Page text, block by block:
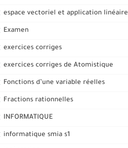
espace vectoriel et application linéaire
Examen
exercices corriges
exercices corriges de Atomistique
Fonctions d’une variable réelles
Fractions rationnelles
INFORMATIQUE
informatique smia s1